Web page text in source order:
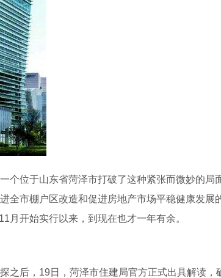
个位于山东省菏泽市打破了这种紧张而微妙的局
全市棚户区改造和促进房地产市场平稳健康发展
月开始实行以来，到现在也才一年有余。
之后，19日，菏泽市住建局官方正式出具解读，